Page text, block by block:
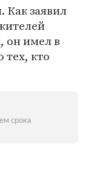
Как заявил
он имел в
тех, кто
срока